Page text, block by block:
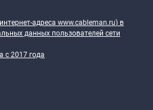
адреса www.cableman.ru) в
данных пользователей сети
c 2017 года